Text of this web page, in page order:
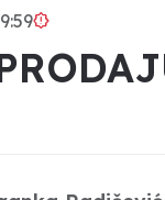
brightness_alert